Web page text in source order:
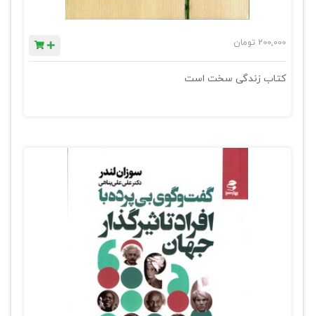
200,000 تومان
کتاب زندگی سخت است